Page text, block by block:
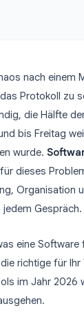
nach einem
Protokoll zu
die Hälfte
bis Freitag
wurde.
dieses
Organisation
Gespräch.
eine
richtige für Ihr
im Jahr 2026